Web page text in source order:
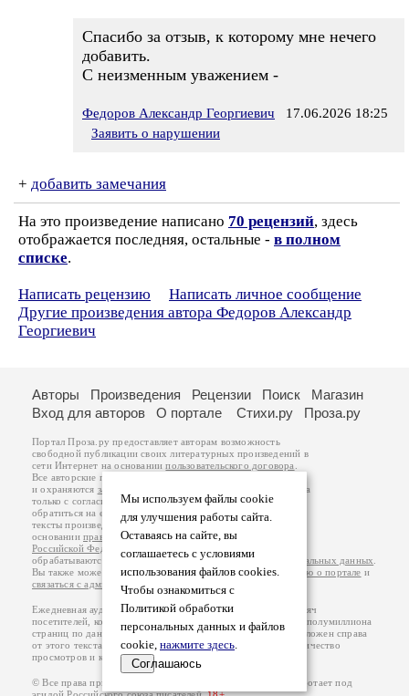
Спасибо за отзыв, к которому мне нечего
добавить.
С неизменным уважением -
Федоров Александр Георгиевич 17.06.2026 18:25
Заявить о нарушении
+ добавить замечания
На это произведение написано 70 рецензий, здесь
отображается последняя, остальные - в полном
списке.
Написать рецензию
Написать личное сообщение
Другие произведения автора Федоров Александр
Георгиевич
Мы используем файлы cookie
для улучшения работы сайта.
Оставаясь на сайте, вы
соглашаетесь с условиями
использования файлов cookies.
Чтобы ознакомиться с
Политикой обработки
персональных данных и файлов
cookie, нажмите здесь.
Соглашаюсь
Авторы Произведения Рецензии Поиск
Магазин
Вход для авторов
О портале Стихи.ру Проза.ру
Портал Проза.ру предоставляет авторам возможность
свободной публикации своих литературных произведений в
сети Интернет на основаниипользовательского договора
Все авторские права на произведения принадлежат авторам
и охраняются законом
. Перепечатка произведений возможна
только с согласия его автора, к которому вы можете
обратиться на его авторской странице. Ответственность за
тексты произведений авторы несут самостоятельно на
основанииправил публикацииизаконодательства
Российской Федерации
обрабатываются на основанииПолитики обработки персональных данных
Вы также можете посмотреть более подробнуюинформацию о портале и
связаться с администрацией
Ежедневная аудитория портала Проза.ру – порядка 100 тысяч
посетителей, которые в общей сумме просматривают более полумиллиона
страниц по данным счетчика посещаемости, который расположен справа
от этого текста. В каждой графе указано по две цифры: количество
просмотров и количество посетителей.
© Все права принадлежат авторам, 2000-2026. Портал работает под